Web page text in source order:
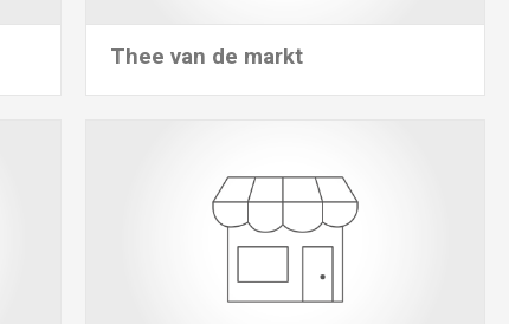
Thee van de markt